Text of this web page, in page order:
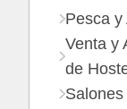
Pesca y
Venta y
de